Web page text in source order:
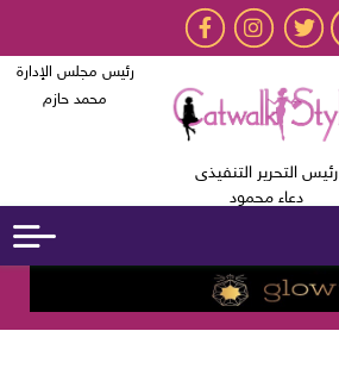
رئيس التحرير التنفيذى
دعاء محمود
رئيس مجلس الإدارة
محمد حازم